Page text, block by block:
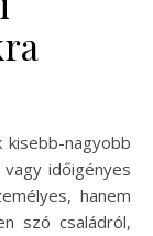
időigényes
hanem
szó családról,